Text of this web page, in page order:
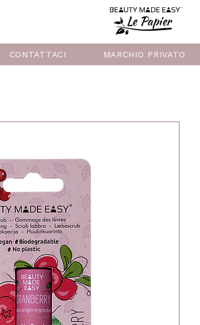
CONTATTACI MARCHIO PRIVATO